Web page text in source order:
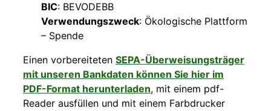
BIC: BEVODEBB
Verwendungszweck: Ökologische Plattform
– Spende
Einen vorbereiteten SEPA-Überweisungsträger
mit unseren Bankdaten können Sie hier im
PDF-Format herunterladen, mit einem pdf-
Reader ausfüllen und mit einem Farbdrucker